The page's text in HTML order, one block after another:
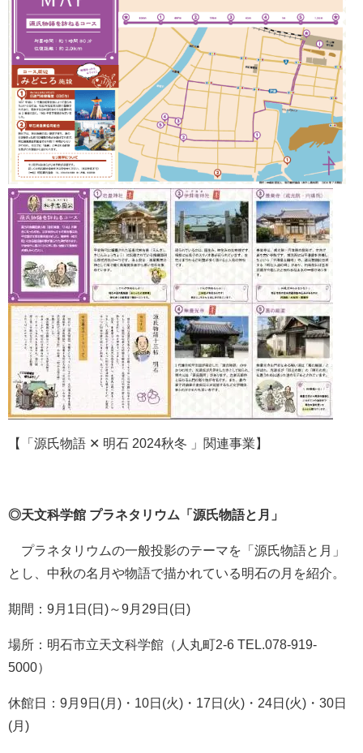
【「源氏物語 ✕ 明石 2024秋冬 」関連事業】
◎天文科学館 プラネタリウム「源氏物語と月」
プラネタリウムの一般投影のテーマを「源氏物語と月」
とし、中秋の名月や物語で描かれている明石の月を紹介。
期間：9月1日(日)～9月29日(日)
場所：明石市立天文科学館（人丸町2-6 TEL.078-919-
5000）
休館日：9月9日(月)・10日(火)・17日(火)・24日(火)・30日
(月)